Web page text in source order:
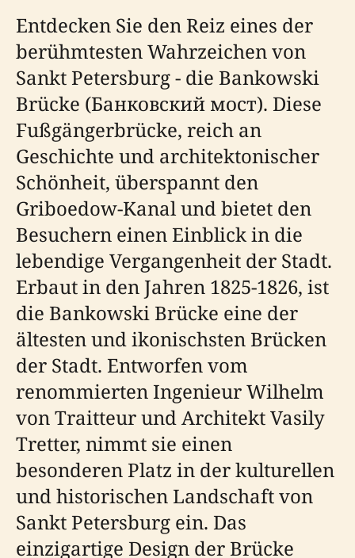
Entdecken Sie den Reiz eines der
berühmtesten Wahrzeichen von
Sankt Petersburg - die Bankowski
Brücke (Банковский мост). Diese
Fußgängerbrücke, reich an
Geschichte und architektonischer
Schönheit, überspannt den
Griboedow-Kanal und bietet den
Besuchern einen Einblick in die
lebendige Vergangenheit der Stadt.
Erbaut in den Jahren 1825-1826, ist
die Bankowski Brücke eine der
ältesten und ikonischsten Brücken
der Stadt. Entworfen vom
renommierten Ingenieur Wilhelm
von Traitteur und Architekt Vasily
Tretter, nimmt sie einen
besonderen Platz in der kulturellen
und historischen Landschaft von
Sankt Petersburg ein. Das
einzigartige Design der Brücke